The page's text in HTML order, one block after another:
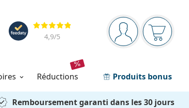
Barre de navigation
Vous êtesVotre
Évaluation
4,9/5
réductions Produits bonus
Remboursement garanti dans les 30 jours